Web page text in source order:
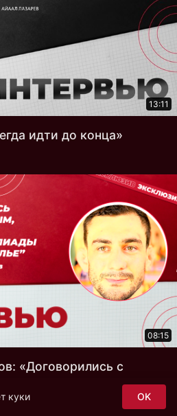
13:11
идти до конца»
08:15
«Договорились с
золото Олимпиады
куки OK